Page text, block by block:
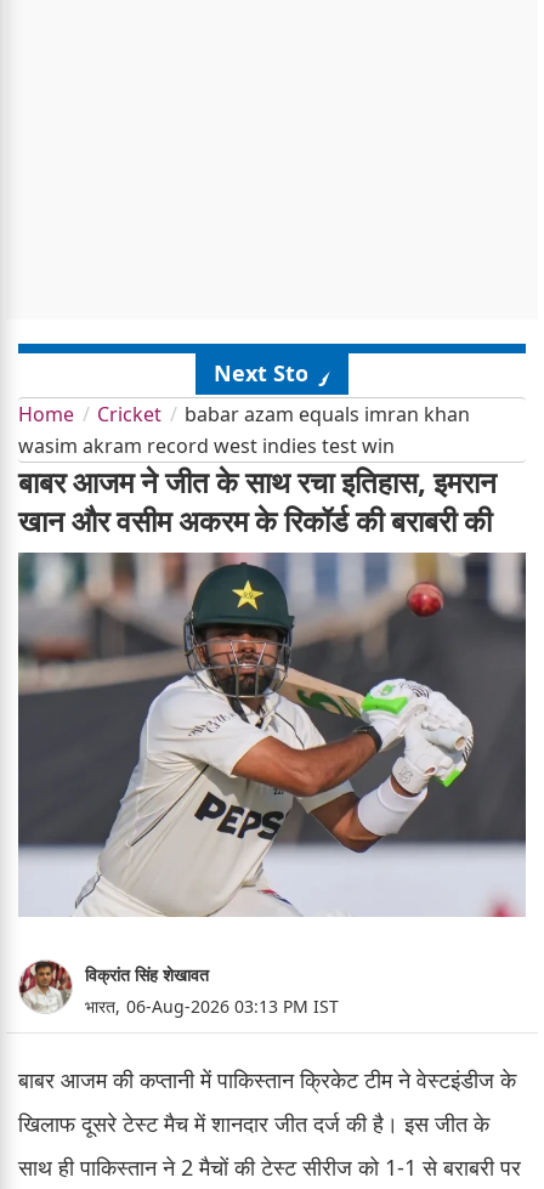
Next Story
Home Cricket
babar azam equals imran khan
wasim akram record west indies test win
बाबर आजम ने जीत के साथ रचा इतिहास, इमरान
खान और वसीम अकरम के रिकॉर्ड की बराबरी की
विक्रांत सिंह शेखावत
भारत, 06-Aug-2026 03:13 PM IST
बाबर आजम की कप्तानी में पाकिस्तान क्रिकेट टीम ने वेस्टइंडीज के
खिलाफ दूसरे टेस्ट मैच में शानदार जीत दर्ज की है। इस जीत के
साथ ही पाकिस्तान ने 2 मैचों की टेस्ट सीरीज को 1-1 से बराबरी पर